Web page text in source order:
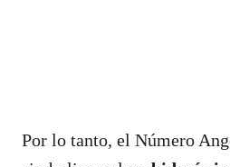
Por lo tanto, el Número